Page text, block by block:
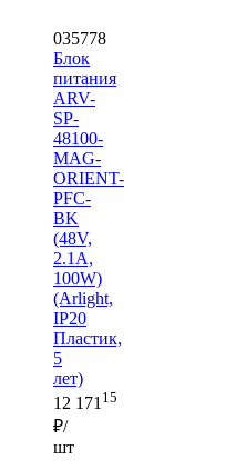
035778
Блок
питания
ARV-
SP-
48100-
MAG-
ORIENT-
PFC-
BK
(48V,
2.1A,
100W)
(Arlight,
IP20
Пластик,
5
лет)
12 171 15
₽/
шт